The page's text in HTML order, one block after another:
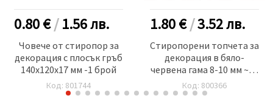
0.80 €/1.56лв.
Човече от стиропор за
декорация с плосък гръб
140x120x17 мм -1 брой
Код: 801744
1.80 €/3.52лв.
Стиропорени топчета за
декорация в бяло-
червена гама 8-10 мм ~15
грама
Код: 800366